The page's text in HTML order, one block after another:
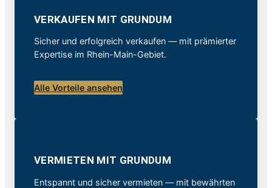
VERKAUFEN MIT GRUNDUM
Sicher und erfolgreich verkaufen — mit prämierter
Expertise im Rhein-Main-Gebiet.
Alle Vorteile ansehen
VERMIETEN MIT GRUNDUM
Entspannt und sicher vermieten — mit bewährten